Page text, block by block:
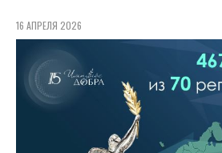
16 АПРЕЛЯ 2026